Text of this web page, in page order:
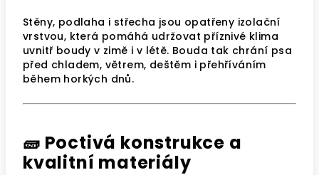
Stěny, podlaha i střecha jsou opatřeny izolační
vrstvou, která pomáhá udržovat příznivé klima
uvnitř boudy v zimě i v létě. Bouda tak chrání psa
před chladem, větrem, deštěm i přehříváním
během horkých dnů.
🧱 Poctivá konstrukce a
kvalitní materiály